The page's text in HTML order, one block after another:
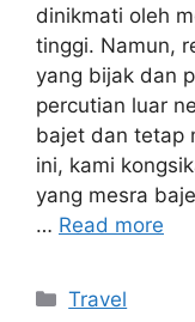
dinikmati oleh
tinggi. Namun,
yang bijak dan
percutian luar
bajet dan tetap
ini, kami
yang mesra
… Read more
Categories
Travel